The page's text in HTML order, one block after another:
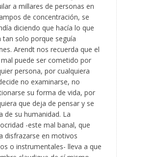
a millares de personas en
de concentración, se
diciendo que hacía lo que
tan solo porque seguía
Arendt nos recuerda que el
puede ser cometido por
persona, por cualquiera
no examinarse, no
su forma de vida, por
que deja de pensar y se
de su humanidad. La
-este mal banal, que
disfrazarse en motivos
o instrumentales- lleva a que